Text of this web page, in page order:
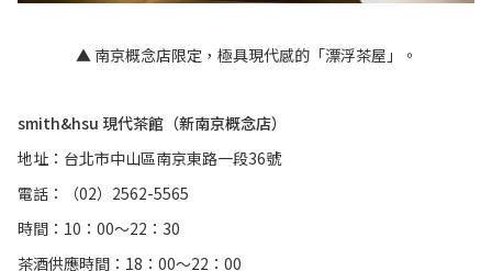
▲ 南京概念店限定，極具現代感的「漂浮茶屋」。
smith&hsu 現代茶館（新南京概念店）
地址：台北市中山區南京東路一段36號
電話：（02）2562-5565
時間：10：00～22：30
茶酒供應時間：18：00～22：00